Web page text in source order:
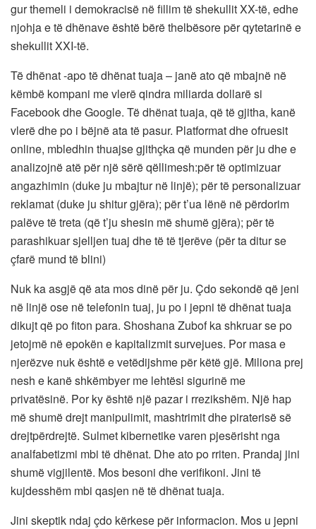
gur themeli i demokracisë në fillim të shekullit XX-të, edhe
njohja e të dhënave është bërë thelbësore për qytetarinë e
shekullit XXI-të.
Të dhënat -apo të dhënat tuaja – janë ato që mbajnë në
këmbë kompani me vlerë qindra miliarda dollarë si
Facebook dhe Google. Të dhënat tuaja, që të gjitha, kanë
vlerë dhe po i bëjnë ata të pasur. Platformat dhe ofruesit
online, mbledhin thuajse gjithçka që munden për ju dhe e
analizojnë atë për një sërë qëllimesh:për të optimizuar
angazhimin (duke ju mbajtur në linjë); për të personalizuar
reklamat (duke ju shitur gjëra); për t’ua lënë në përdorim
palëve të treta (që t’ju shesin më shumë gjëra); për të
parashikuar sjelljen tuaj dhe të të tjerëve (për ta ditur se
çfarë mund të blini)
Nuk ka asgjë që ata mos dinë për ju. Çdo sekondë që jeni
në linjë ose në telefonin tuaj, ju po i jepni të dhënat tuaja
dikujt që po fiton para. Shoshana Zubof ka shkruar se po
jetojmë në epokën e kapitalizmit survejues. Por masa e
njerëzve nuk është e vetëdijshme për këtë gjë. Miliona prej
nesh e kanë shkëmbyer me lehtësi sigurinë me
privatësinë. Por ky është një pazar i rrezikshëm. Një hap
më shumë drejt manipulimit, mashtrimit dhe piraterisë së
drejtpërdrejtë. Sulmet kibernetike varen pjesërisht nga
analfabetizmi mbi të dhënat. Dhe ato po rriten. Prandaj jini
shumë vigjilentë. Mos besoni dhe verifikoni. Jini të
kujdesshëm mbi qasjen në të dhënat tuaja.
Jini skeptik ndaj çdo kërkese për informacion. Mos u jepni